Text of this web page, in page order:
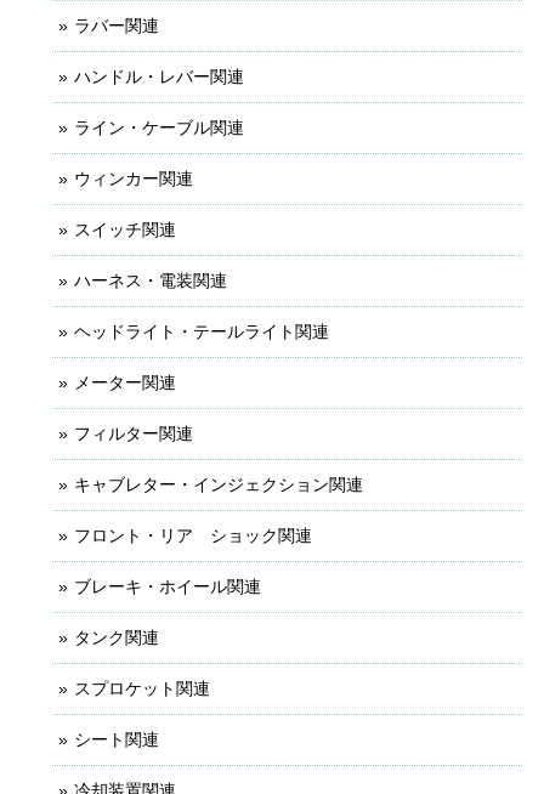
ラバー関連
ハンドル・レバー関連
ライン・ケーブル関連
ウィンカー関連
スイッチ関連
ハーネス・電装関連
ヘッドライト・テールライト関連
メーター関連
フィルター関連
キャブレター・インジェクション関連
フロント・リア ショック関連
ブレーキ・ホイール関連
タンク関連
スプロケット関連
シート関連